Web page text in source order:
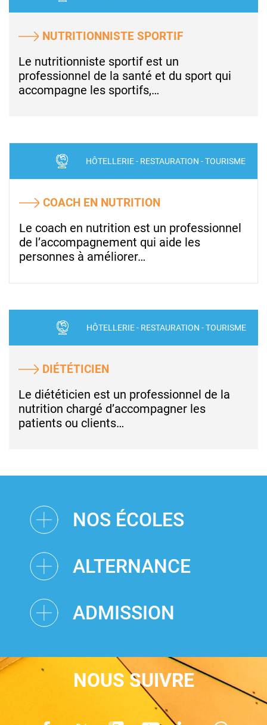
NUTRITIONNISTE SPORTIF
Le nutritionniste sportif est un
professionnel de la santé et du sport qui
accompagne les sportifs,…
COACH EN NUTRITION
HÔTELLERIE - RESTAURATION - TOURISME
Le coach en nutrition est un professionnel
de l’accompagnement qui aide les
personnes à améliorer…
DIÉTÉTICIEN
HÔTELLERIE - RESTAURATION - TOURISME
Le diététicien est un professionnel de la
nutrition chargé d’accompagner les
patients ou clients…
NOS ÉCOLES
ALTERNANCE
ADMISSION
NOUS SUIVRE